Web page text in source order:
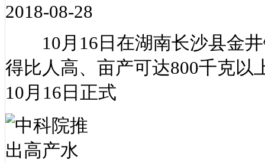
2018-08-28
10月16日在湖南长沙县金
得比人高、亩产可达800千克
10月16日正式